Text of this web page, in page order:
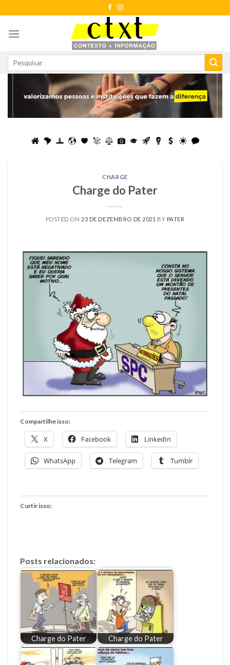
to
content
CHARGE
Charge do Pater
POSTED ON 23 DE DEZEMBRO DE 2021 BY PATER
Compartilhe isso:
X Facebook LinkedIn
WhatsApp Telegram Tumblr
Curtir isso:
Posts relacionados:
Charge do Pater Charge do Pater